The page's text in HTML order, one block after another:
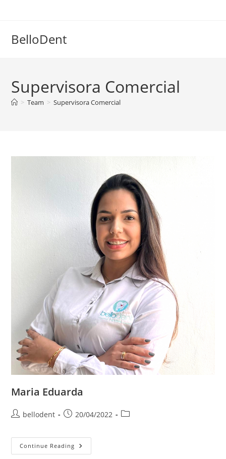
BelloDent
Supervisora Comercial
> Team > Supervisora Comercial
Maria Eduarda
Postbellodent
Post20/04/2022
Post
Continue Reading Maria
Eduarda